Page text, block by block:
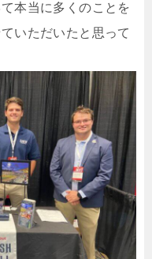
本当に多くのことを
いただいたと思って